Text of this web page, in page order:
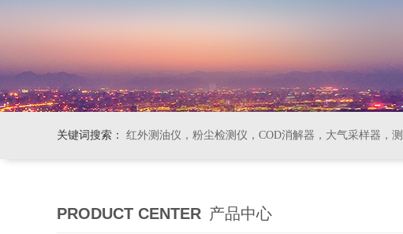
关键词搜索： 红外测油仪，粉尘检测仪，COD消解器，大气采样器，
PRODUCT CENTER 产品中心